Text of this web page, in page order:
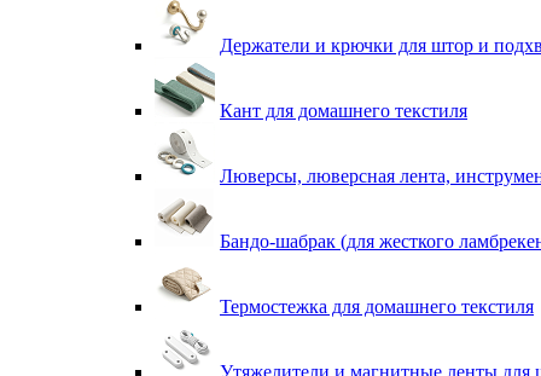
Держатели и крючки для штор и
Кант для домашнего текстиля
Люверсы, люверсная лента,
Бандо-шабрак (для жесткого
Термостежка для домашнего текстиля
Утяжелители и магнитные ленты для